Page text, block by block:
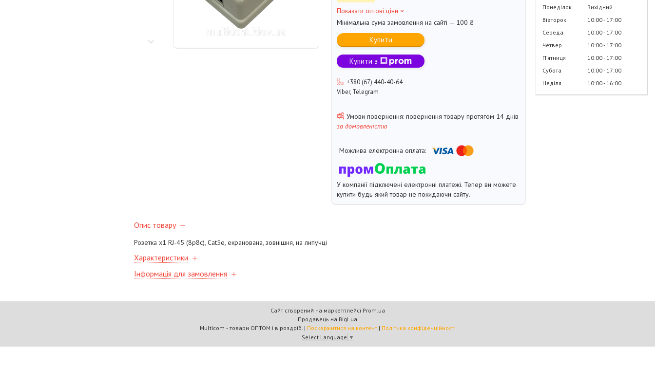
Показати оптові ціни
Мінімальна сума замовлення на сайті — 100 ₴
Купити
Купити з
+380 (67) 440-40-64
Viber, Telegram
повернення товару протягом 14 днів
за домовленістю
У компанії підключені електронні платежі. Тепер ви можете
купити будь-який товар не покидаючи сайту.
Опис товару
Розетка х1 RJ-45 (8p8c), Cat5e, екранована, зовнішня, на липучці
Характеристики
Інформація для замовлення
Понеділок
Вихідний
Вівторок
10:00 17:00
Середа
10:00 17:00
Четвер
10:00 17:00
Пʼятниця
10:00 17:00
Субота
10:00 17:00
Неділя
10:00 16:00
Сайт створений на маркетплейсі Prom.ua
Продавець на Bigl.ua
Multicom - товари ОПТОМ і в роздріб. | Поскаржитися на контент | Політика конфіденційності
Select Language ▼